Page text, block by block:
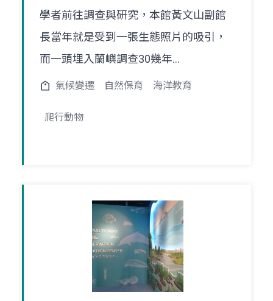
學者前往調查與研究，本館黃文山副館
長當年就是受到一張生態照片的吸引，
而一頭埋入蘭嶼調查30幾年...
氣候變遷 自然保育 海洋教育
爬行動物